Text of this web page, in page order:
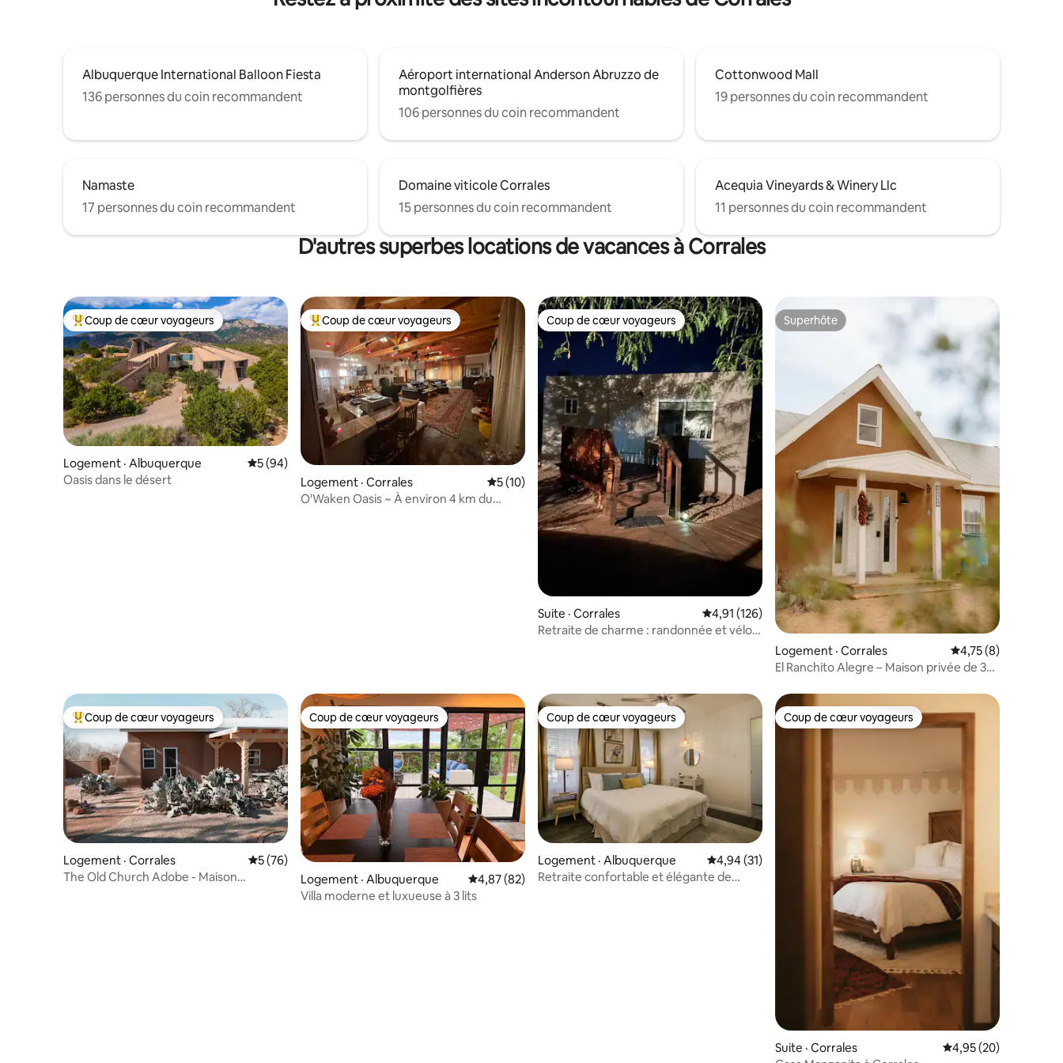
Albuquerque International Balloon Fiesta
136 personnes du coin recommandent
Aéroport international Anderson Abruzzo de
montgolfières
106 personnes du coin recommandent
Cottonwood Mall
19 personnes du coin recommandent
Namaste
17 personnes du coin recommandent
Domaine viticole Corrales
15 personnes du coin recommandent
Acequia Vineyards & Winery Llc
11 personnes du coin recommandent
D'autres superbes locations de vacances à Corrales
Coup de cœur voyageurs parmi les plus aimés
Coup de cœur voyageurs
Logement · Albuquerque Note moyenne de 5 sur 5, 94 commentaires
5 (94)
Oasis dans le désert
Coup de cœur voyageurs parmi les plus aimés
Coup de cœur voyageurs
Logement · Corrales Note moyenne de 5 sur 5, 10 commentaires
5 (10)
O'Waken Oasis ~ À environ 4 km du
Coup de cœur voyageurs
Coup de cœur voyageurs
Suite · Corrales Note moyenne de 4,91 sur 5, 126 commentaires
4,91 (126)
Retraite de charme : randonnée et vélo à
Superhôte
Superhôte
Logement · Corrales Note moyenne de
4,75 (8)
El Ranchito Alegre – Maison privée de 3
Coup de cœur voyageurs parmi les plus aimés
Coup de cœur voyageurs
Logement · Corrales Note moyenne de 5 sur 5, 76 commentaires
5 (76)
The Old Church Adobe - Maison
Coup de cœur voyageurs
Coup de cœur voyageurs
Logement · Albuquerque Note moyenne de 4,87 sur 5, 82 commentaires
4,87 (82)
Villa moderne et luxueuse à 3 lits
Coup de cœur voyageurs
Coup de cœur voyageurs
Logement · Albuquerque Note moyenne de 4,94 sur 5, 31 commentaires
4,94 (31)
Retraite confortable et élégante de
Coup de cœur voyageurs
Coup de cœur voyageurs
Suite · Corrales Note moyenne de
4,95 (20)